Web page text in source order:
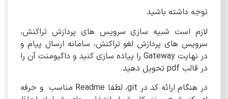
توجه داشته باشید
لازم است شبیه سازی سرویس های پردازش تراکنش،
سرویس های پردازش لغو تراکنش، سامانه ارسال پیام و
در نهایت Gateway را پیاده سازی کنید و داکیومنت آن را
در قالب pdf تحویل دهید.
در هنگام ارائه کد در git، لطفا Readme مناسب و حرفه